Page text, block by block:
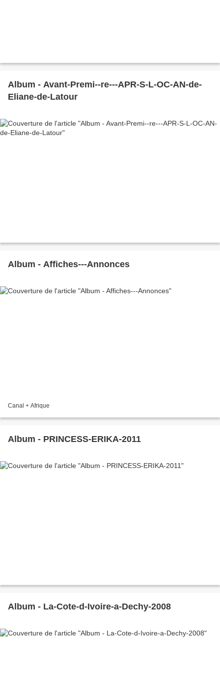
Album - Avant-Premi--re---APR-S-L-OC-AN-de-
Eliane-de-Latour
Album - Affiches---Annonces
Canal + Afrique
Album - PRINCESS-ERIKA-2011
Album - La-Cote-d-Ivoire-a-Dechy-2008